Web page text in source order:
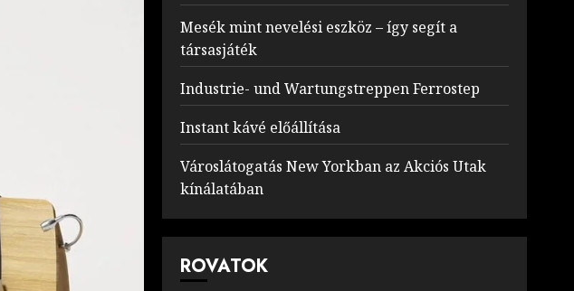
Mesék mint nevelési eszköz – így segít a
társasjáték
Industrie- und Wartungstreppen Ferrostep
Instant kávé előállítása
Városlátogatás New Yorkban az Akciós Utak
kínálatában
ROVATOK